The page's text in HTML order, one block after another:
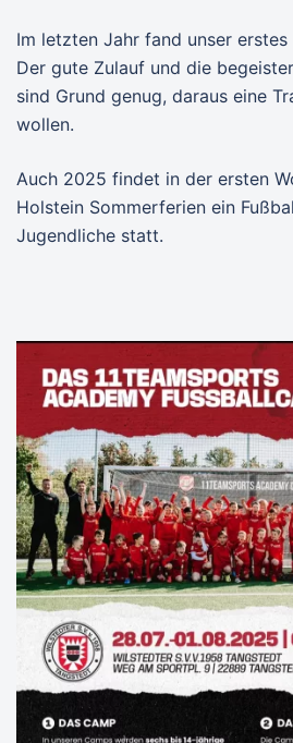
Im letzten Jahr fand unser
Der gute Zulauf und die
sind Grund genug, daraus eine
wollen.
Auch 2025 findet in der ersten
Holstein Sommerferien ein
Jugendliche statt.